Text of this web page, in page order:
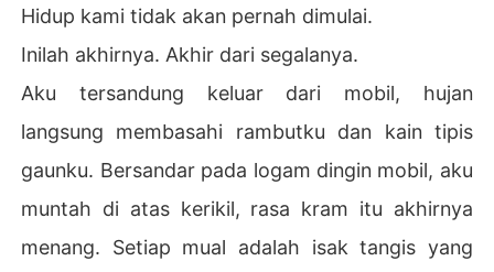
Hidup kami tidak akan pernah dimulai.
Inilah akhirnya. Akhir dari segalanya.
Aku tersandung keluar dari mobil, hujan
langsung membasahi rambutku dan kain tipis
gaunku. Bersandar pada logam dingin mobil, aku
muntah di atas kerikil, rasa kram itu akhirnya
menang. Setiap mual adalah isak tangis yang